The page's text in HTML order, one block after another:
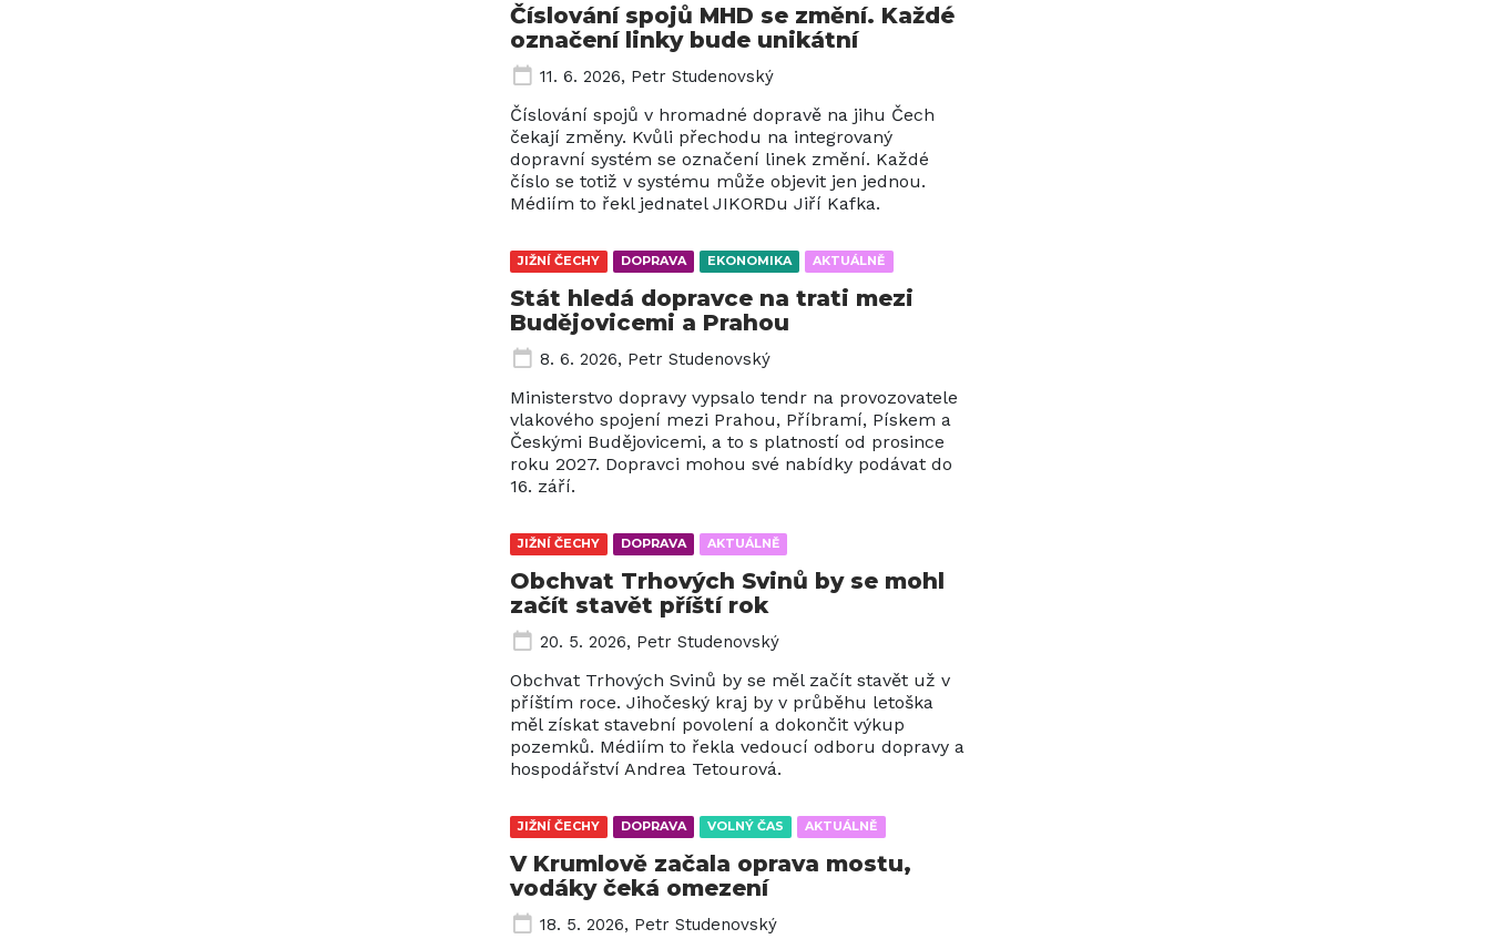
Číslování spojů MHD se změní. Každé
označení linky bude unikátní
11. 6. 2026, Petr Studenovský
Číslování spojů v hromadné dopravě na jihu Čech
čekají změny. Kvůli přechodu na integrovaný
dopravní systém se označení linek změní. Každé
číslo se totiž v systému může objevit jen jednou.
Médiím to řekl jednatel JIKORDu Jiří Kafka.
JIŽNÍ ČECHY DOPRAVA EKONOMIKA AKTUÁLNĚ
Stát hledá dopravce na trati mezi
Budějovicemi a Prahou
8. 6. 2026, Petr Studenovský
Ministerstvo dopravy vypsalo tendr na provozovatele
vlakového spojení mezi Prahou, Příbramí, Pískem a
Českými Budějovicemi, a to s platností od prosince
roku 2027. Dopravci mohou své nabídky podávat do
16. září.
JIŽNÍ ČECHY DOPRAVA AKTUÁLNĚ
Obchvat Trhových Svinů by se mohl
začít stavět příští rok
20. 5. 2026, Petr Studenovský
Obchvat Trhových Svinů by se měl začít stavět už v
příštím roce. Jihočeský kraj by v průběhu letoška
měl získat stavební povolení a dokončit výkup
pozemků. Médiím to řekla vedoucí odboru dopravy a
hospodářství Andrea Tetourová.
JIŽNÍ ČECHY DOPRAVA VOLNÝ ČAS AKTUÁLNĚ
V Krumlově začala oprava mostu,
vodáky čeká omezení
18. 5. 2026, Petr Studenovský